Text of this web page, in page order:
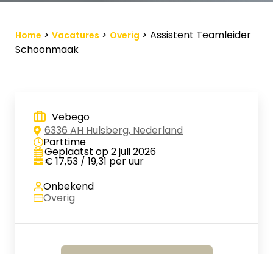
Home > Vacatures > Overig > Assistent Teamleider
Schoonmaak
Vebego
6336 AH Hulsberg, Nederland
Parttime
Geplaatst op 2 juli 2026
€ 17,53 / 19,31 per uur
Onbekend
Overig
Bewaarde vacatures